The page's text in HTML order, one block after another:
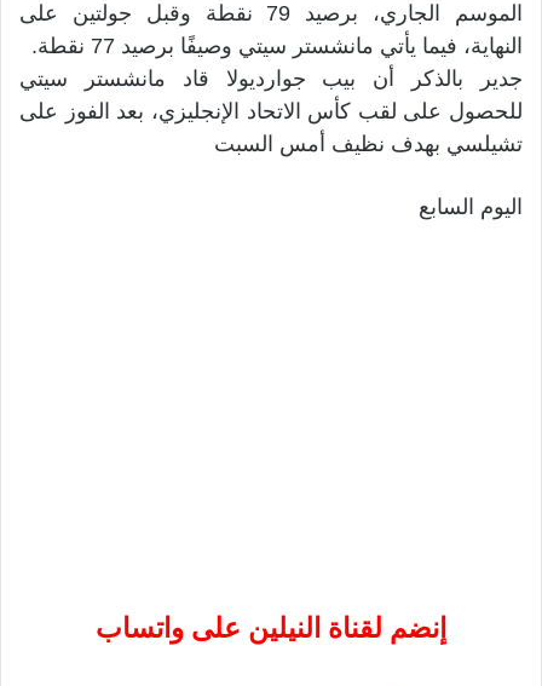
الموسم الجاري، برصيد 79 نقطة وقبل جولتين على
النهاية، فيما يأتي مانشستر سيتي وصيفًا برصيد 77 نقطة.
جدير بالذكر أن بيب جوارديولا قاد مانشستر سيتي
للحصول على لقب كأس الاتحاد الإنجليزي، بعد الفوز على
تشيلسي بهدف نظيف أمس السبت
اليوم السابع
إنضم لقناة النيلين على واتساب